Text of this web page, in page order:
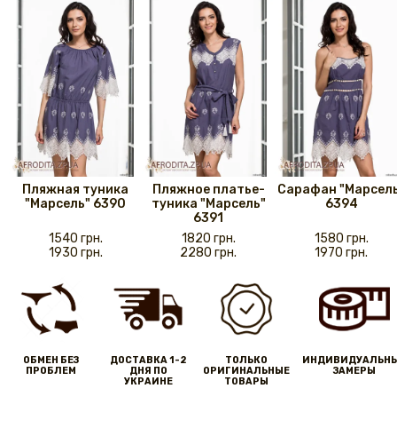
Пляжная туника
"Марсель" 6390
1540 грн.
1930 грн.
Пляжное платье-
туника "Марсель"
6391
1820 грн.
2280 грн.
Сарафан
6394
1580 грн.
1970 грн.
ОБМЕН БЕЗ
ПРОБЛЕМ
ДОСТАВКА 1-2
ДНЯ ПО
УКРАИНЕ
ТОЛЬКО
ОРИГИНАЛЬНЫЕ
ТОВАРЫ
ЗАМЕРЫ